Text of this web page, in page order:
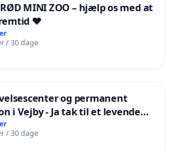
MINI ZOO – hjælp os med at
❤️
/ 30 dage
og permanent
i Vejby - Ja tak til et levende
/ 30 dage